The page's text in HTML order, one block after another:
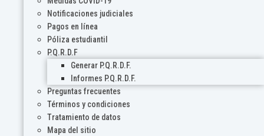
Notificaciones judiciales
Pagos en línea
Póliza estudiantil
P.Q.R.D.F
Generar P.Q.R.D.F.
Informes P.Q.R.D.F.
Preguntas frecuentes
Términos y condiciones
Tratamiento de datos
Mapa del sitio